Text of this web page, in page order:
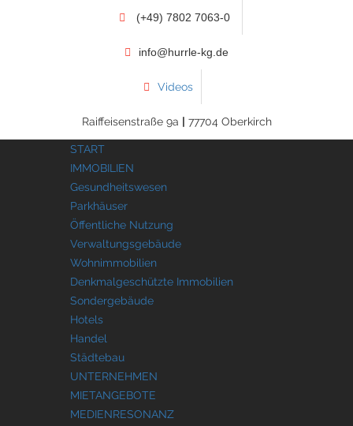
(+49) 7802 7063-0
info@hurrle-kg.de
Videos
Raiffeisenstraße 9a | 77704 Oberkirch
START
IMMOBILIEN
Gesundheitswesen
Parkhäuser
Öffentliche Nutzung
Verwaltungsgebäude
Wohnimmobilien
Denkmalgeschützte Immobilien
Sondergebäude
Hotels
Handel
Städtebau
UNTERNEHMEN
MIETANGEBOTE
MEDIENRESONANZ